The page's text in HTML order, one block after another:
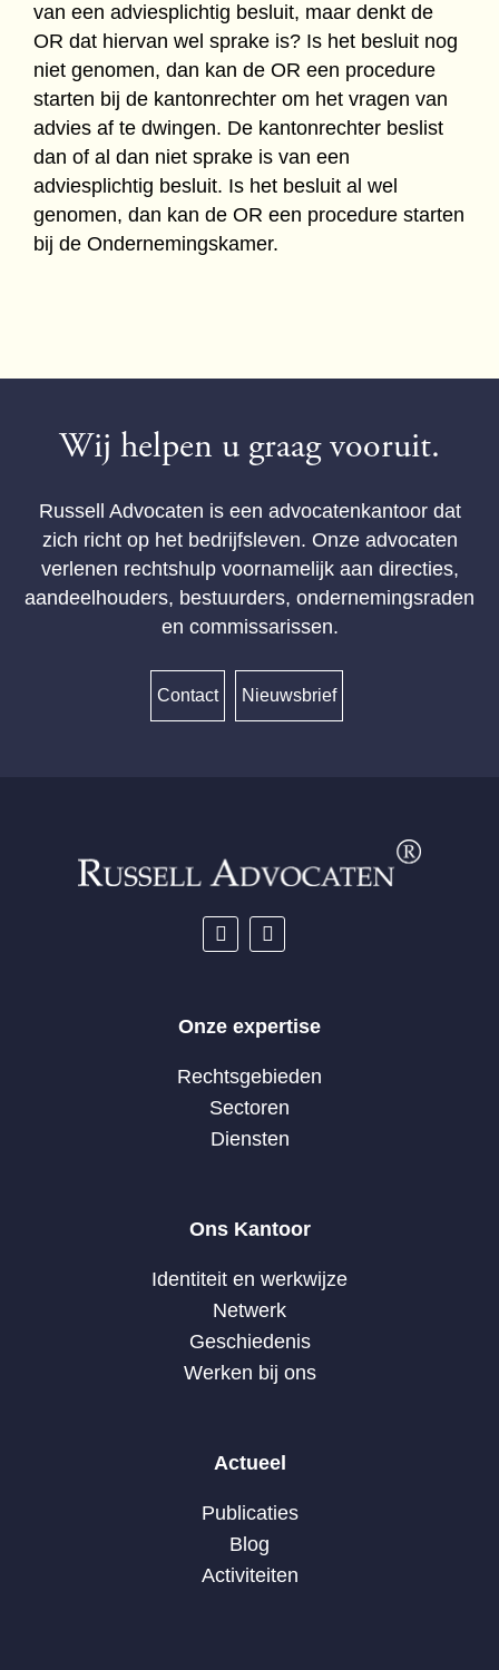
van een adviesplichtig besluit, maar denkt de
OR dat hiervan wel sprake is? Is het besluit nog
niet genomen, dan kan de OR een procedure
starten bij de kantonrechter om het vragen van
advies af te dwingen. De kantonrechter beslist
dan of al dan niet sprake is van een
adviesplichtig besluit. Is het besluit al wel
genomen, dan kan de OR een procedure starten
bij de Ondernemingskamer.
Wij helpen u graag vooruit.
Russell Advocaten is een advocatenkantoor dat
zich richt op het bedrijfsleven. Onze advocaten
verlenen rechtshulp voornamelijk aan directies,
aandeelhouders, bestuurders, ondernemingsraden
en commissarissen.
Contact Nieuwsbrief
Onze expertise
Rechtsgebieden
Sectoren
Diensten
Ons Kantoor
Identiteit en werkwijze
Netwerk
Geschiedenis
Werken bij ons
Actueel
Publicaties
Blog
Activiteiten